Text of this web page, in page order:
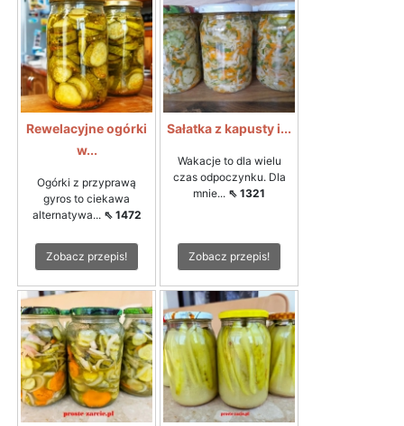
Rewelacyjne ogórki
w...
Ogórki z przyprawą
gyros to ciekawa
alternatywa... ⇖ 1472
Zobacz przepis!
Sałatka z kapusty i...
Wakacje to dla wielu
czas odpoczynku. Dla
mnie... ⇖ 1321
Zobacz przepis!